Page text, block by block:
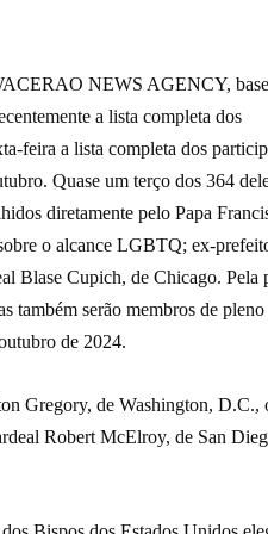
NEWS AGENCY, base
a lista completa dos
feira a lista completa dos
Quase um terço dos 364
diretamente pelo Papa
o alcance LGBTQ; ex-
Blase Cupich, de Chicago. Pela
também serão membros de
de 2024.
Gregory, de Washington, D.C.,
Robert McElroy, de San